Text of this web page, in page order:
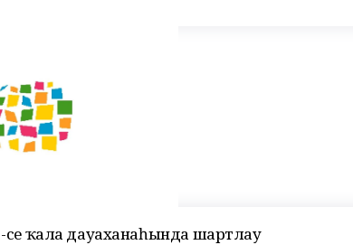
се ҡала дауаханаһында шартлау